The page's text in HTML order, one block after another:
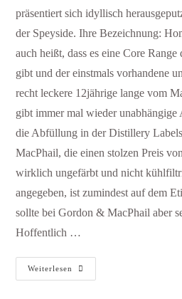
präsentiert sich idyllisch
der Speyside. Ihre Bezeichnung:
auch heißt, dass es eine Core
gibt und der einstmals vorhandene
recht leckere 12jährige lange vom
gibt immer mal wieder
die Abfüllung in der Distillery
MacPhail, die einen stolzen Preis
wirklich ungefärbt und nicht
angegeben, ist zumindest auf dem
sollte bei Gordon & MacPhail aber
Hoffentlich …
Weiterlesen